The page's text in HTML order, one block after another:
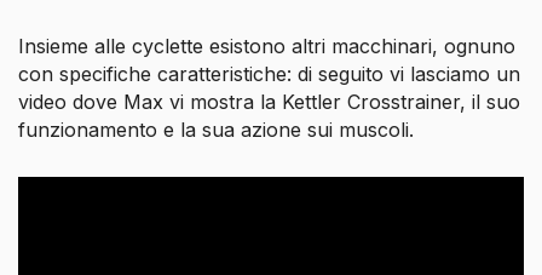
Insieme alle cyclette esistono altri macchinari, ognuno
con specifiche caratteristiche: di seguito vi lasciamo un
video dove Max vi mostra la Kettler Crosstrainer, il suo
funzionamento e la sua azione sui muscoli.